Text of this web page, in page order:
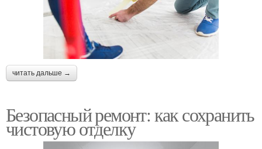
читать дальше →
Безопасный ремонт: как сохранить
чистовую отделку